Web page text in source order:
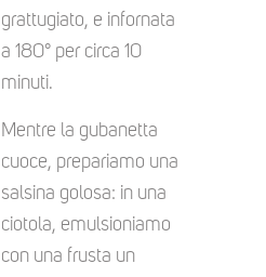
grattugiato, e infornata
a 180° per circa 10
minuti.
Mentre la gubanetta
cuoce, prepariamo una
salsina golosa: in una
ciotola, emulsioniamo
con una frusta un